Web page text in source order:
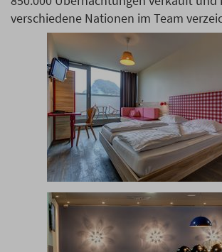
verschiedene Nationen im Team